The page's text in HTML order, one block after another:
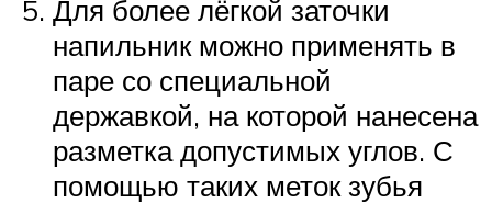
Для более лёгкой заточки
напильник можно применять в
паре со специальной
державкой, на которой нанесена
разметка допустимых углов. С
помощью таких меток зубья